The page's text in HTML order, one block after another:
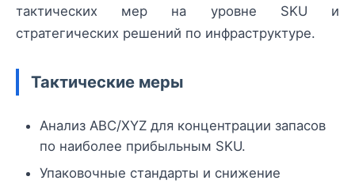
тактических мер на уровне SKU и
стратегических решений по инфраструктуре.
Тактические меры
Анализ ABC/XYZ для концентрации запасов
по наиболее прибыльным SKU.
Упаковочные стандарты и снижение